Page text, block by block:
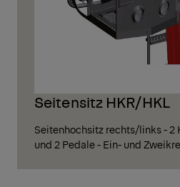
Seitensitz HKR/HKL
Seitenhochsitz rechts/links - 2
und 2 Pedale - Ein- und